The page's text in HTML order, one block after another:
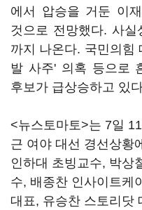
에서 압승을 거둔 이
것으로 전망했다. 사
까지 나온다. 국민의힘
발 사주' 의혹 등으로
후보가 급상승하고 있
<뉴스토마토>는 7일
근 여야 대선 경선상황
인하대 초빙교수, 박상
수, 배종찬 인사이트케
대표, 유승찬 스토리닷